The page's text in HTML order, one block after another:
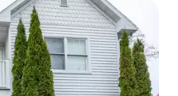
hóspedes